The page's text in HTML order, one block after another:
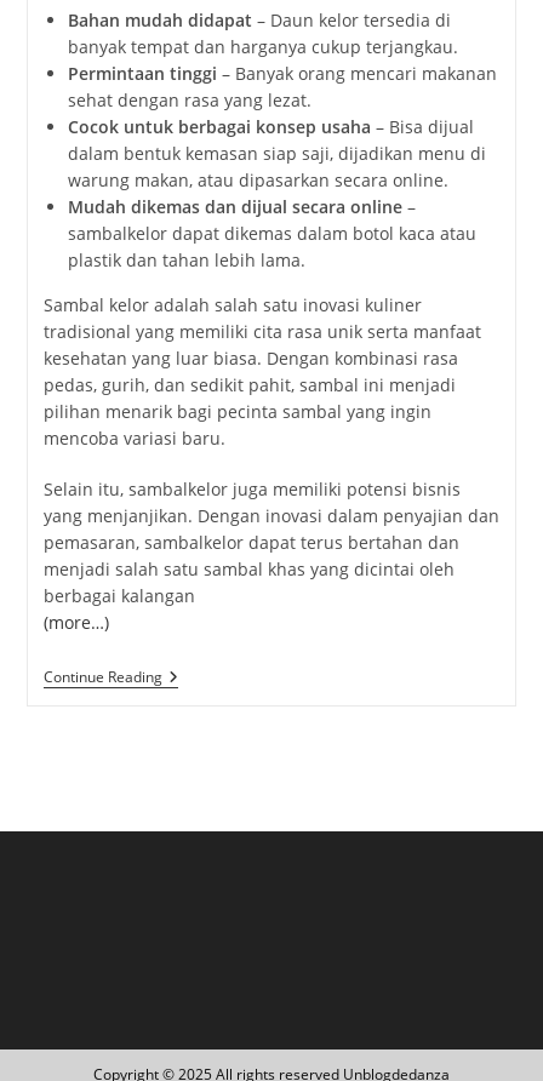
Bahan mudah didapat – Daun kelor tersedia di
banyak tempat dan harganya cukup terjangkau.
Permintaan tinggi – Banyak orang mencari makanan
sehat dengan rasa yang lezat.
Cocok untuk berbagai konsep usaha – Bisa dijual
dalam bentuk kemasan siap saji, dijadikan menu di
warung makan, atau dipasarkan secara online.
Mudah dikemas dan dijual secara online–
sambalkelor dapat dikemas dalam botol kaca atau
plastik dan tahan lebih lama.
Sambal kelor adalah salah satu inovasi kuliner
tradisional yang memiliki cita rasa unik serta manfaat
kesehatan yang luar biasa. Dengan kombinasi rasa
pedas, gurih, dan sedikit pahit, sambal ini menjadi
pilihan menarik bagi pecinta sambal yang ingin
mencoba variasi baru.
Selain itu, sambalkelor juga memiliki potensi bisnis
yang menjanjikan. Dengan inovasi dalam penyajian dan
pemasaran, sambalkelor dapat terus bertahan dan
menjadi salah satu sambal khas yang dicintai oleh
berbagai kalangan
(more…)
Continue ReadingSambal
Kelor:
Manfaat
Copyright © 2025 All rights reserved Unblogdedanza